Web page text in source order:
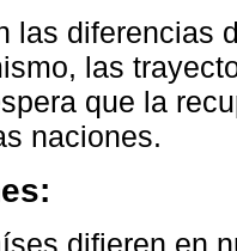
las diferencias
las
que la
naciones.
difieren en